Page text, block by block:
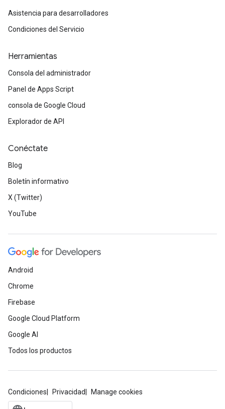
Asistencia para desarrolladores
Condiciones del Servicio
Herramientas
Consola del administrador
Panel de Apps Script
consola de Google Cloud
Explorador de API
Conéctate
Blog
Boletín informativo
X (Twitter)
YouTube
Android
Chrome
Firebase
Google Cloud Platform
Google AI
Todos los productos
Condiciones Privacidad Manage cookies